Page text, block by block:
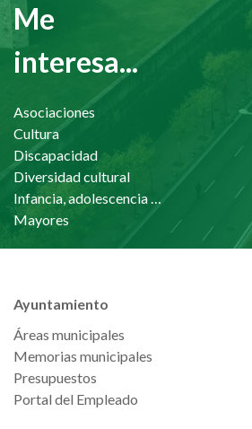
Me
interesa...
Asociaciones
Cultura
Discapacidad
Diversidad cultural
Infancia, adolescencia y familia
Mayores
Ayuntamiento
Áreas municipales
Memorias municipales
Presupuestos
Portal del Empleado